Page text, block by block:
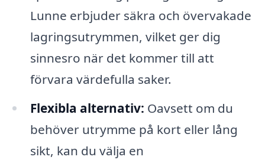
Lunne erbjuder säkra och övervakade
lagringsutrymmen, vilket ger dig
sinnesro när det kommer till att
förvara värdefulla saker.
Flexibla alternativ: Oavsett om du
behöver utrymme på kort eller lång
sikt, kan du välja en